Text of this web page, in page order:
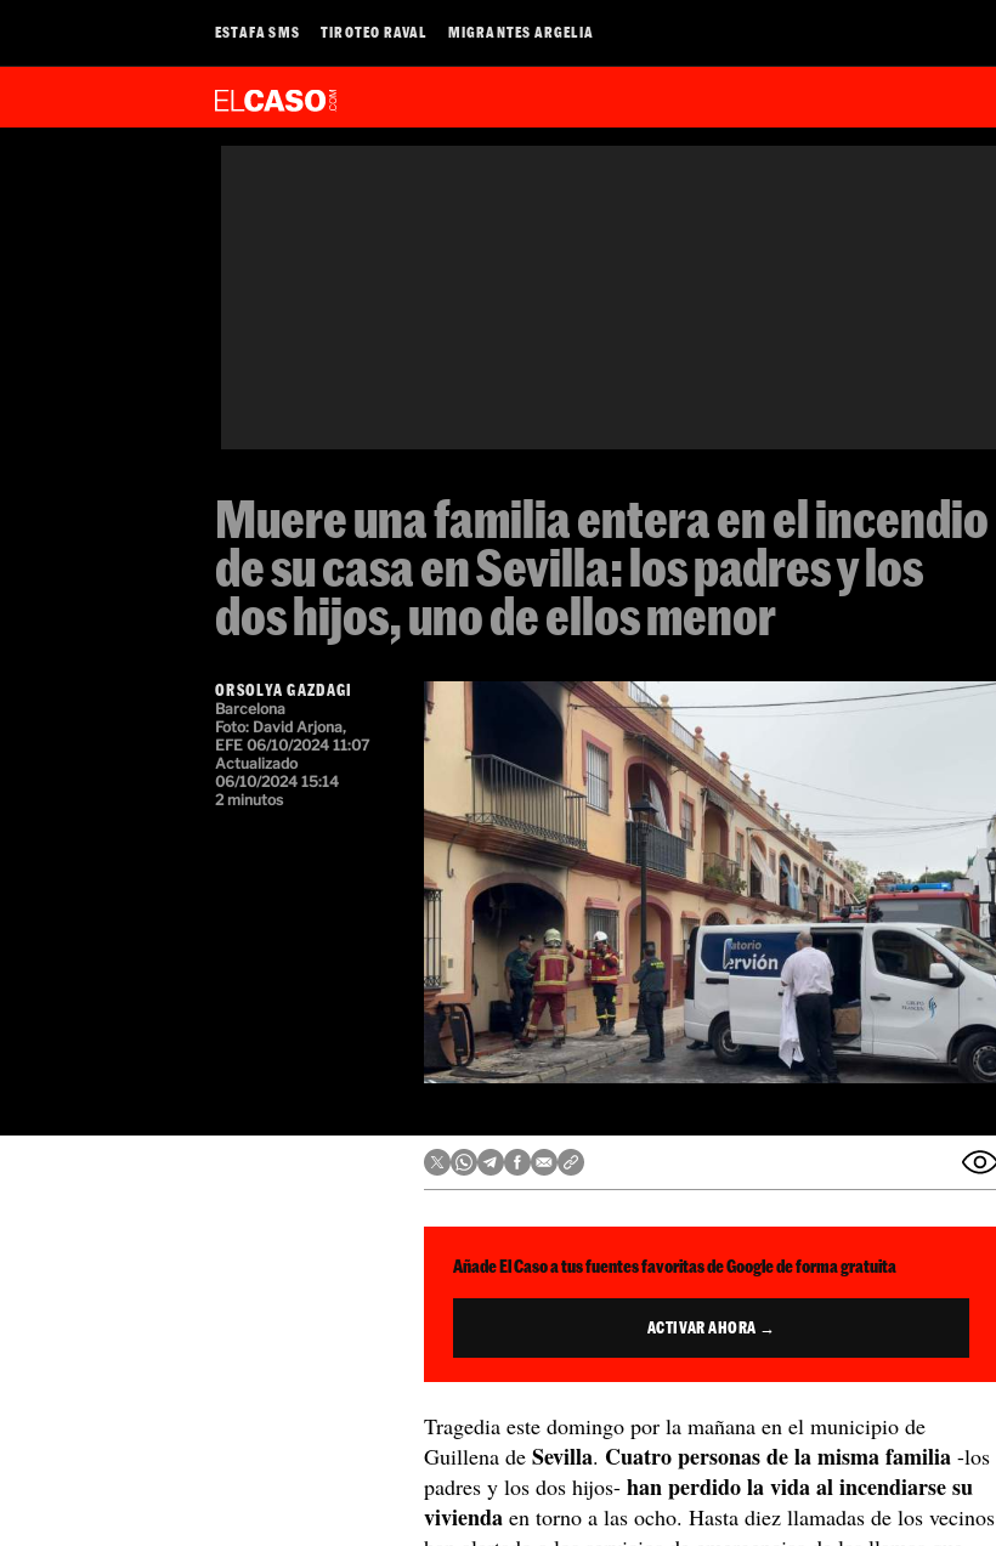
ESTAFA SMS TIROTEO RAVAL MIGRANTES ARGELIA
Muere una familia entera en el incendio
de su casa en Sevilla: los padres y los
dos hijos, uno de ellos menor
ORSOLYA GAZDAGI
Barcelona
Foto: David Arjona,
EFE 06/10/2024 11:07
Actualizado
06/10/2024 15:14
2 minutos
Añade El Caso a tus fuentes favoritas de Google de forma gratuita
ACTIVAR AHORA →
Tragedia este domingo por la mañana en el municipio de
Guillena deSevilla. Cuatro personas de la misma familia -los
padres y los dos hijos-han perdido la vida al incendiarse su
vivienda en torno a las ocho. Hasta diez llamadas de los vecinos